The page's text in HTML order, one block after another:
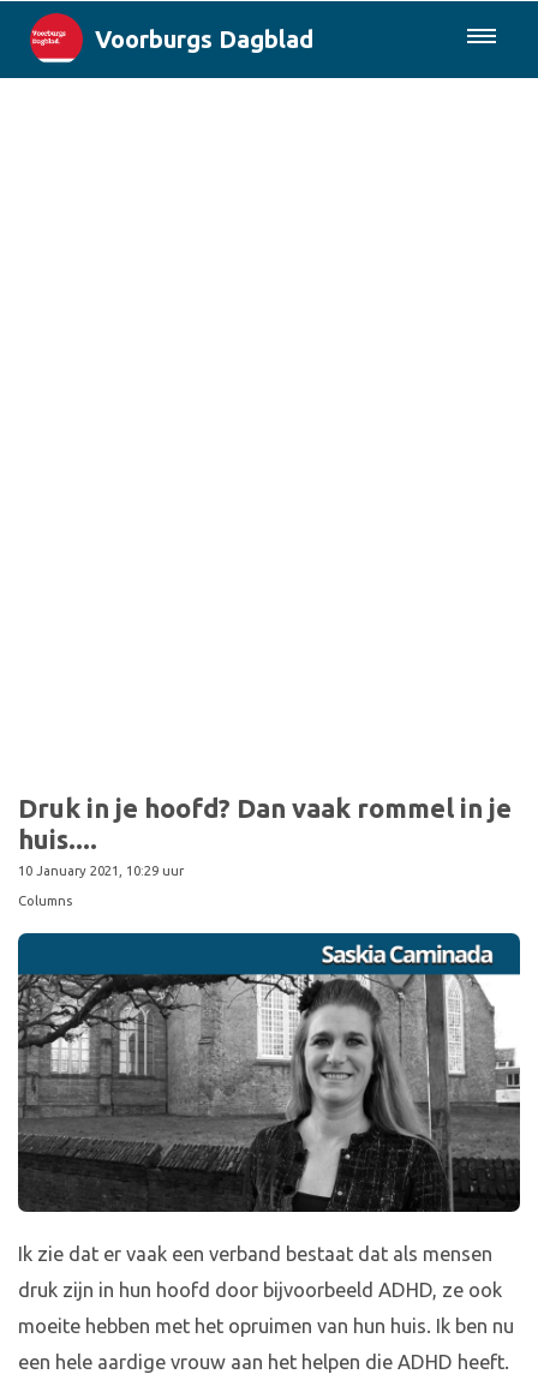
Voorburgs Dagblad
Druk in je hoofd? Dan vaak rommel in je
huis....
10 January 2021, 10:29 uur
Columns
Ik zie dat er vaak een verband bestaat dat als mensen
druk zijn in hun hoofd door bijvoorbeeld ADHD, ze ook
moeite hebben met het opruimen van hun huis. Ik ben nu
een hele aardige vrouw aan het helpen die ADHD heeft.